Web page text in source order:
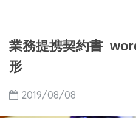
業務提携契約書
形
2019/08/08